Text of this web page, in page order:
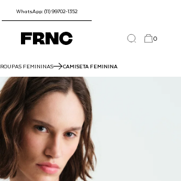
WhatsApp: (11) 99702-1352
0
ROUPAS FEMININAS CAMISETA FEMININA